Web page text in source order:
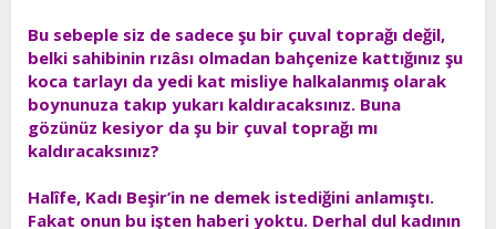
Bu sebeple siz de sadece şu bir çuval toprağı değil,
belki sahibinin rızâsı olmadan bahçenize kattığınız şu
koca tarlayı da yedi kat misliye halkalanmış olarak
boynunuza takıp yukarı kaldıracaksınız. Buna
gözünüz kesiyor da şu bir çuval toprağı mı
kaldıracaksınız?
Halîfe, Kadı Beşir’in ne demek istediğini anlamıştı.
Fakat onun bu işten haberi yoktu. Derhal dul kadının